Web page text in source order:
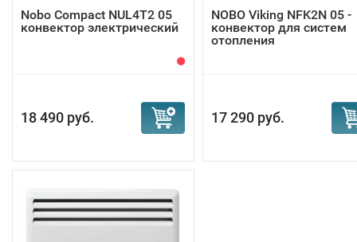
Nobo Compact NUL4T2 05
конвектор электрический
18 490 руб.
NOBO Viking NFK2N 05 -
конвектор для систем
отопления
17 290 руб.